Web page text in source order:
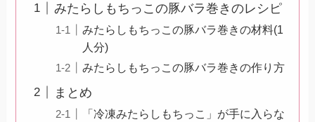
みたらしもちっこの豚バラ巻きのレシピ
みたらしもちっこの豚バラ巻きの材料(1
人分)
みたらしもちっこの豚バラ巻きの作り方
まとめ
「冷凍みたらしもちっこ」が手に入らな